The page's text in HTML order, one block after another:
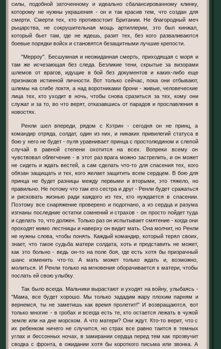
силы, подобной заточенному и идеально сбалансированному клинку,
которому не нужны украшения - он и так красив тем, что создан для
смерти. Смерти тех, кто противостоит Британии. Не благородный меч
рыцарства, не сокрушительная мощь артиллерии, это был кинжал,
который бьет там, где не ждешь, разит тех, без кого разваливаются
боевые порядки войск и становятся безащитными лучшие крепости.
"Мерроу". Бесшумная и неожиданная смерть, приходящая с моря и
там же исчезающая без следа. Безликие тени, скрытые за визорами
шлемов от врагов, идущие в бой без документов и каких-либо еще
признаков истинной личности. Вот только сейчас, пока они отбывают,
шлемы на сгибе локтя, а над воротниками брони - живые, человеческие
лица тех, кто уходит в ночь, чтобы снова сразиться за тех, кому они
служат и за то, во что верят, отказавшись от парадов и прославления в
новостях.
Ренли шел впереди, рядом с Кэтрин - сегодня он не принц, а
командир отряда, солдат, один из них, и никаких привилегий статуса в
бою у него не будет - пуля уравнивает принца с простолюдином и слепой
случай в равной степени охотится на всех. Вопреки всему он
чувствовал облегчение - в этот раз врага можно застрелить, и он может
не сидеть и ждать вестей, а сам сделать что-то для спасения тех, кого
обязан защищать и тех, кого желает защитить всем сердцем. В бою для
принца не будет разницы между первыми и вторыми, это тяжело, но
правильно. Не потому что там его сестра и друг - Ренли будет сражаться
и рисковать жизнью ради каждого из тех, кто нуждается в спасении.
Поэтому все снаряжение проверено и подогнано, а из сердца и разума
изгнаны последние остатки сомнений и страхов - он просто пойдет туда
и сделать то, что должен. Только раз он испытывает смятение - когда они
проходят мимо лестницы и наверху он видит мать. Она молчит, но Ренли
не нужны слова, чтобы понять. Каждый командир, который терял своих,
знает, что такое судьба матери солдата, хоть и представить не может,
как это больно - ведь он-то на поле боя, где есть хотя бы призрачный
шанс изменить что-то. А мать может только ждать и, возможно,
молиться. И Ренли только на мгновения оборачивается к матери, чтобы
послать ей свою улыбку.
Так было всегда. Мальчики вырастают и уходят на войну, улыбаясь -
"Мама, все будет хорошо. Мы только зададим жару плохим парням и
вернемся, ты не заметишь как время пролетит!" И возвращаются, вот
только многие - в гробах и всегда есть те, кто остается лежать в чужой
земле или на дне морском. А что матери? Они ждут. Кто-то верит, что с
их ребенком ничего не случится, но страх все равно таится в темных
углах и бессонных ночах, в замирании сердца перед тем как прозвучит
сводка с фронта, в ожидании хотя бы короткого письма или звонка. А